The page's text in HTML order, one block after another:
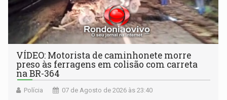
VÍDEO: Motorista de caminhonete morre
preso às ferragens em colisão com carreta
na BR-364
Polícia 07 de Agosto de 2026 às 23:40